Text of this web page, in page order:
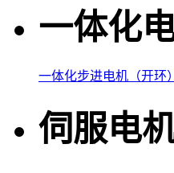
一体化
一体化步进电机（开环）
伺服电